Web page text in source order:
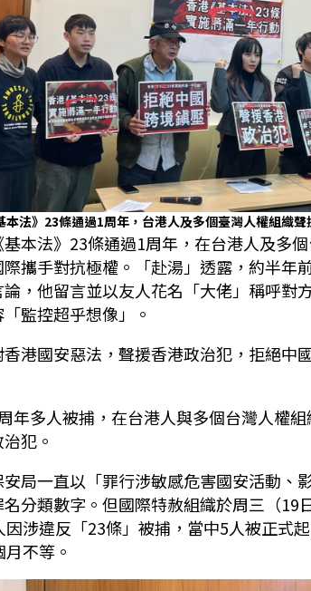
本法》23條通過1周年，台港人及多個臺灣人權組織聲
本法》23條通過1周年，在台港人及多
際攜手對抗極權。「赴湯」透露，約半年
，他留言並以友人花名「大佬」稱呼對
監控超乎想像」。
香港國安惡法，聲援香港政治犯，拒絕中
年多人被捕，在台港人與多個台灣人權
犯。
局一直以「罪行涉敏感危害國安活動、
分類數字。但國際特赦組織於周三（19
因涉違反「23條」被捕，當中5人被正式
不等。